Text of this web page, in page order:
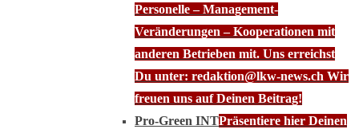
Personelle – Management-
Veränderungen – Kooperationen mit
anderen Betrieben mit. Uns erreichst
Du unter: redaktion@lkw-news.ch Wir
freuen uns auf Deinen Beitrag!
Pro-Green INTPräsentiere hier Deinen